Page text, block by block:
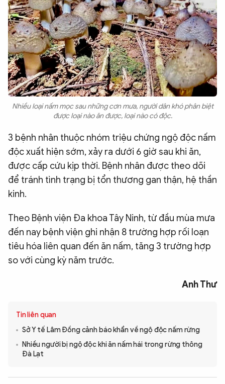
Nhiều loại nấm mọc sau những cơn mưa, người dân khó phân biệt
được loại nào ăn được, loại nào có độc.
3 bệnh nhân thuộc nhóm triệu chứng ngộ độc nấm
độc xuất hiện sớm, xảy ra dưới 6 giờ sau khi ăn,
được cấp cứu kịp thời. Bệnh nhân được theo dõi
để tránh tình trạng bị tổn thương gan thận, hệ thần
kinh.
Theo Bệnh viện Đa khoa Tây Ninh, từ đầu mùa mưa
đến nay bệnh viện ghi nhận 8 trường hợp rối loạn
tiêu hóa liên quan đến ăn nấm, tăng 3 trường hợp
so với cùng kỳ năm trước.
Anh Thư
Tin liên quan
Sở Y tế Lâm Đồng cảnh báo khẩn về ngộ độc nấm rừng
Nhiều người bị ngộ độc khi ăn nấm hái trong rừng thông
Đà Lạt